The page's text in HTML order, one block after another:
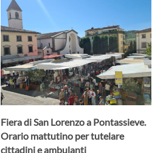
Fiera di San Lorenzo a Pontassieve.
Orario mattutino per tutelare
cittadini e ambulanti